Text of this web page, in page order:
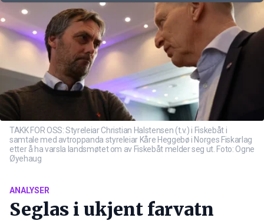
TAKK FOR OSS: Styreleiar Christian Halstensen (t.v.) i Fiskebåt i
samtale med avtroppanda styreleiar Kåre Heggebø i Norges Fiskarlag
etter å ha varsla landsmøtet om av Fiskebåt melder seg ut. Foto: Ogne
Øyehaug
ANALYSER
Seglas i ukjent farvatn